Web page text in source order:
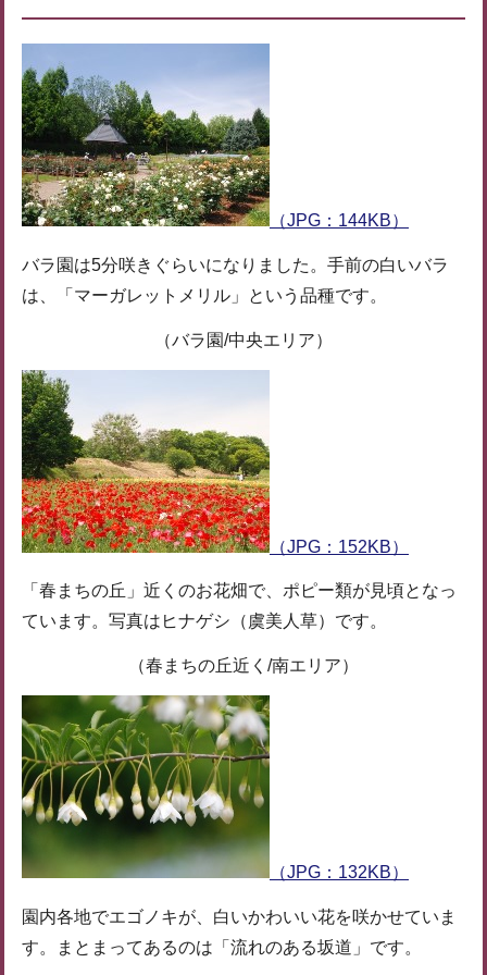
（JPG：144KB）
バラ園は5分咲きぐらいになりました。手前の白いバラ
は、「マーガレットメリル」という品種です。
（バラ園/中央エリア）
（JPG：152KB）
「春まちの丘」近くのお花畑で、ポピー類が見頃となっ
ています。写真はヒナゲシ（虞美人草）です。
（春まちの丘近く/南エリア）
（JPG：132KB）
園内各地でエゴノキが、白いかわいい花を咲かせていま
す。まとまってあるのは「流れのある坂道」です。